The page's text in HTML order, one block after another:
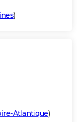
)
Atlantique)